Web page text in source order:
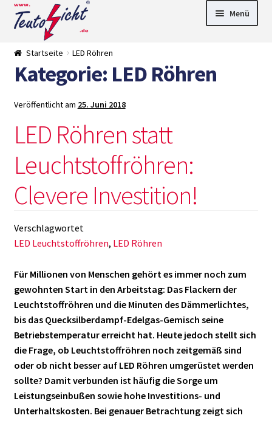
Zur
Navigation
springen
Springe
zum
Menü
Pflanzenlich
t
►
Downlights
►
Startseite LED Röhren
Kategorie: LED Röhren
Veröffentlicht am 25. Juni 2018
LED Röhren statt
Leuchtstoffröhren:
Clevere Investition!
Verschlagwortet
LED Leuchtstoffröhren, LED Röhren
Für Millionen von Menschen gehört es immer noch zum
gewohnten Start in den Arbeitstag: Das Flackern der
Leuchtstoffröhren und die Minuten des Dämmerlichtes,
bis das Quecksilberdampf-Edelgas-Gemisch seine
Betriebstemperatur erreicht hat. Heute jedoch stellt sich
die Frage, ob Leuchtstoffröhren noch zeitgemäß sind
oder ob nicht besser auf LED Röhren umgerüstet werden
sollte? Damit verbunden ist häufig die Sorge um
Leistungseinbußen sowie hohe Investitions- und
Unterhaltskosten. Bei genauer Betrachtung zeigt sich